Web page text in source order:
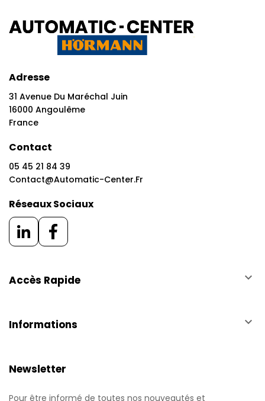
Adresse
31 Avenue Du Maréchal Juin
16000 Angoulême
France
Contact
05 45 21 84 39
Contact@automatic-Center.fr
Réseaux Sociaux
Accès Rapide keyboard_arrow_down
Informations keyboard_arrow_down
Newsletter
Pour être informé de toutes nos nouveautés et